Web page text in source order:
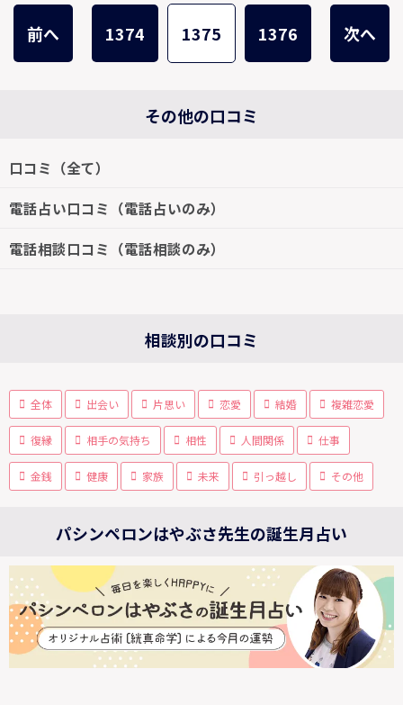
前へ 1374 1375 1376 次へ
その他の口コミ
口コミ（全て）
電話占い口コミ（電話占いのみ）
電話相談口コミ（電話相談のみ）
相談別の口コミ
全体 出会い 片思い 恋愛 結婚 複雑恋愛
復縁 相手の気持ち 相性 人間関係 仕事
金銭 健康 家族 未来 引っ越し その他
パシンペロンはやぶさ先生の誕生月占い